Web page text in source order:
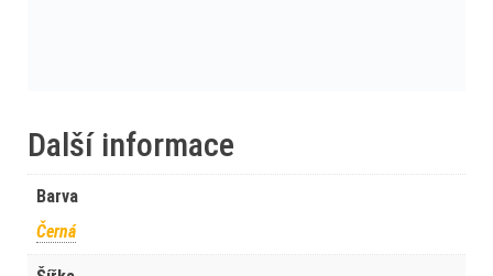
Další informace
Barva
Černá